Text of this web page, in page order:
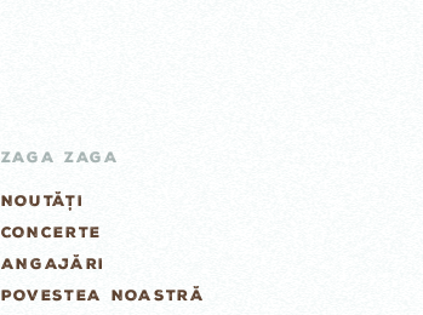
ZAGA ZAGA
NOUTĂȚI
CONCERTE
ANGAJĂRI
POVESTEA NOASTRĂ